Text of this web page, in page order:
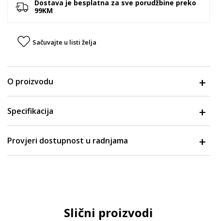
Dostava je besplatna za sve porudžbine preko
99KM
Sačuvajte u listi želja
O proizvodu
Specifikacija
Provjeri dostupnost u radnjama
Slični proizvodi